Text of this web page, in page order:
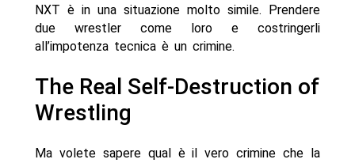
NXT è in una situazione molto simile. Prendere
due wrestler come loro e costringerli
all’impotenza tecnica è un crimine.
The Real Self-Destruction of
Wrestling
Ma volete sapere qual è il vero crimine che la